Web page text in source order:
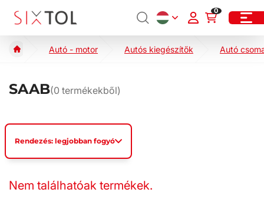
0
Autó - motor Autós kiegészítők Autó
SAAB(0 termékekből)
Rendezés: legjobban fogyó
Nem találhatóak termékek.